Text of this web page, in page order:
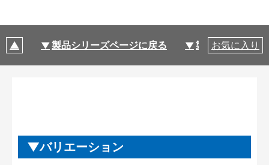
製品シリーズページに戻る 製品仕様
お気に入り
バリエーション